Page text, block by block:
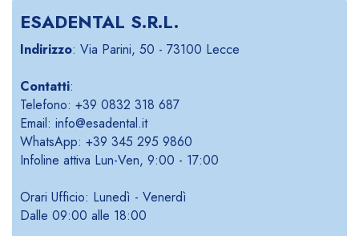
ESADENTAL S.R.L.
Indirizzo: Via Parini, 50 - 73100 Lecce
Contatti:
Telefono: +39 0832 318 687
Email: info@esadental.it
WhatsApp: +39 345 295 9860
Infoline attiva Lun-Ven, 9:00 - 17:00
Orari Ufficio: Lunedì - Venerdì
Dalle 09:00 alle 18:00